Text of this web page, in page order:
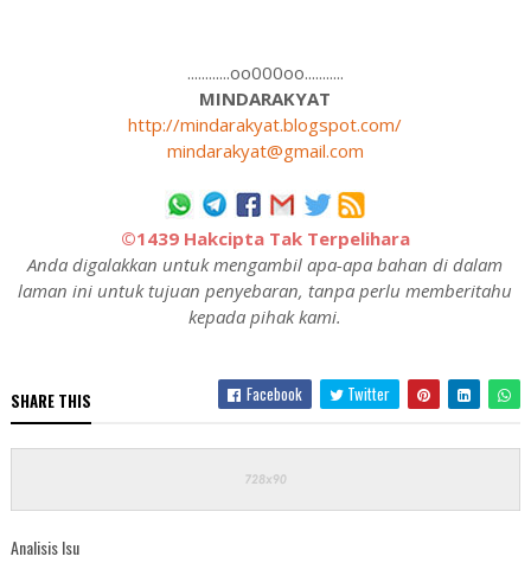
............oo000oo...........
MINDARAKYAT
http://mindarakyat.blogspot.com/
mindarakyat@gmail.com
©1439 Hakcipta Tak Terpelihara
Anda digalakkan untuk mengambil apa-apa bahan di dalam
laman ini untuk tujuan penyebaran, tanpa perlu memberitahu
kepada pihak kami.
SHARE THIS Facebook Twitter
Analisis Isu